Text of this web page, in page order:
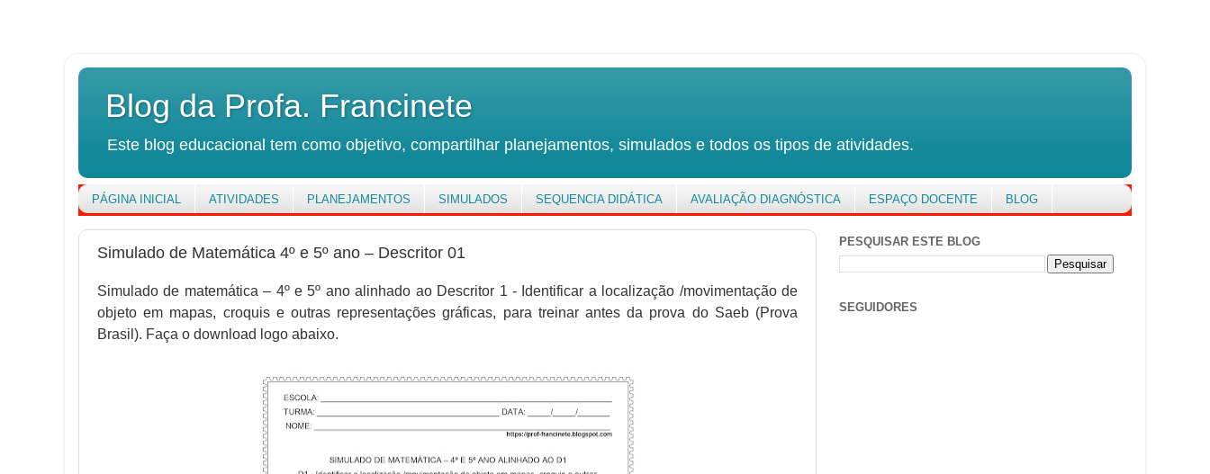
Blog da Profa. Francinete
Este blog educacional tem como objetivo, compartilhar planejamentos, simulados e todos os tipos de atividades.
PÁGINA INICIAL ATIVIDADES PLANEJAMENTOS SIMULADOS SEQUENCIA DIDÁTICA AVALIAÇÃO DIAGNÓSTICA ESPAÇO DOCENTE BLOG
Simulado de Matemática 4º e 5º ano – Descritor 01
Simulado de matemática – 4º e 5º ano alinhado ao Descritor 1 - Identificar a localização /movimentação de
objeto em mapas, croquis e outras representações gráficas, para treinar antes da prova do Saeb (Prova
Brasil). Faça o download logo abaixo.
PESQUISAR ESTE BLOG
SEGUIDORES